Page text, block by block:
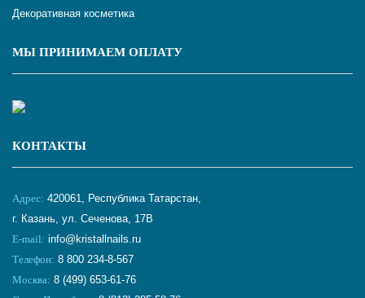
Декоративная косметика
МЫ ПРИНИМАЕМ ОПЛАТУ
КОНТАКТЫ
Адрес: 420061, Республика Татарстан,
г. Казань, ул. Сеченова, 17В
E-mail: info@kristallnails.ru
Телефон: 8 800 234-8-567
Москва: 8 (499) 653-61-76